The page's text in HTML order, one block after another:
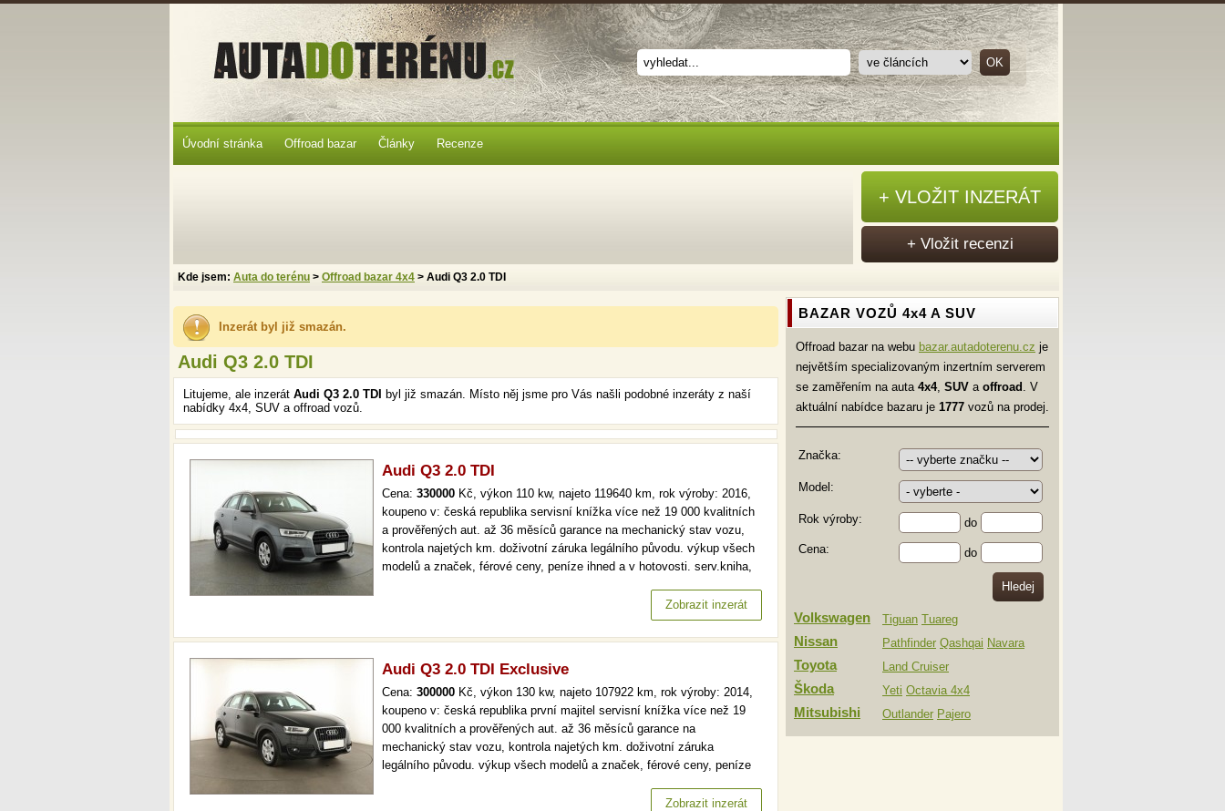
Inzerát byl již smazán.
Audi Q3 2.0 TDI
Litujeme, ale inzerát Audi Q3 2.0 TDI
byl již smazán. Místo něj jsme pro Vás našli podobné inzeráty z naší
nabídky 4x4, SUV a offroad vozů.
Audi Q3 2.0 TDI
Cena: 330000 Kč, výkon 110 kw, najeto 119640 km, rok výroby: 2016,
koupeno v: česká republika servisní knížka více než 19 000 kvalitních
a prověřených aut. až 36 měsíců garance na mechanický stav vozu,
kontrola najetých km. doživotní záruka legálního původu. výkup všech
modelů a značek, férové ceny, peníze ihned a v hotovosti. serv.kniha,
měsíců garance na mechanický stav vozu, kontrola najetých…
Zobrazit inzerát
Audi Q3 2.0 TDI Exclusive
Cena: 300000 Kč, výkon 130 kw, najeto 107922 km, rok výroby: 2014,
koupeno v: česká republika první majitel servisní knížka více než 19
000 kvalitních a prověřených aut. až 36 měsíců garance na
mechanický stav vozu, kontrola najetých km. doživotní záruka
legálního původu. výkup všech modelů a značek, férové ceny, peníze
kvalitních a prověřených aut. až 36 měsíců garance na mechanický
Zobrazit inzerát
BAZAR VOZŮ 4x4 A SUV
Offroad bazar na webu bazar.autadoterenu.cz je
největším specializovaným inzertním serverem
se zaměřením na auta 4x4, SUV a offroad . V
aktuální nabídce bazaru je 1777 vozů na prodej.
Značka:
Model:
Rok výroby:
do
Cena:
do
Volkswagen Tiguan Tuareg
Nissan Pathfinder Qashqai Navara
Toyota Land Cruiser
Škoda Yeti Octavia 4x4
Mitsubishi Outlander Pajero
Úvodní stránka Offroad bazar Články Recenze
Kde jsem: Auta do terénu > Offroad bazar 4x4 > Audi Q3 2.0 TDI
+ VLOŽIT INZERÁT
+ Vložit recenzi